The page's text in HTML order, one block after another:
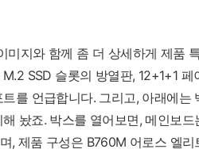
미지와 함께 좀 더 상세하게 제품
SSD 슬롯의 방열판, 12+1+1
를 언급합니다. 그리고, 아래에는
놨죠. 박스를 열어보면, 메인보
, 제품 구성은 B760M 어로스 엘